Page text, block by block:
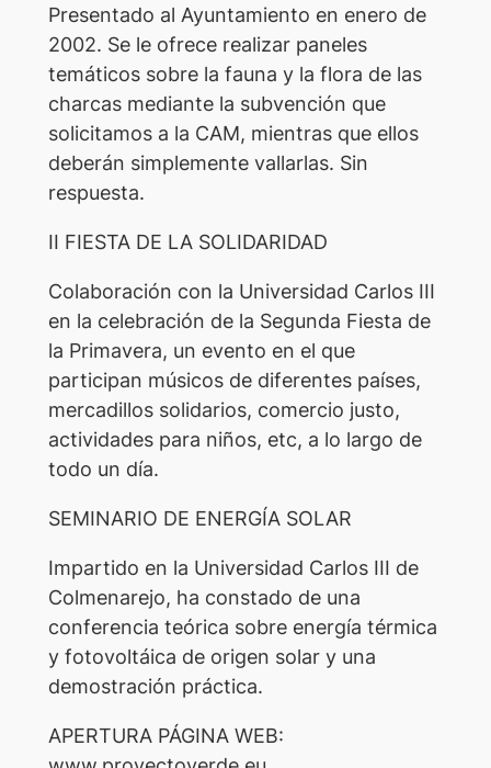
Presentado al Ayuntamiento en enero de
2002. Se le ofrece realizar paneles
temáticos sobre la fauna y la flora de las
charcas mediante la subvención que
solicitamos a la CAM, mientras que ellos
deberán simplemente vallarlas. Sin
respuesta.
II FIESTA DE LA SOLIDARIDAD
Colaboración con la Universidad Carlos III
en la celebración de la Segunda Fiesta de
la Primavera, un evento en el que
participan músicos de diferentes países,
mercadillos solidarios, comercio justo,
actividades para niños, etc, a lo largo de
todo un día.
SEMINARIO DE ENERGÍA SOLAR
Impartido en la Universidad Carlos III de
Colmenarejo, ha constado de una
conferencia teórica sobre energía térmica
y fotovoltáica de origen solar y una
demostración práctica.
APERTURA PÁGINA WEB: